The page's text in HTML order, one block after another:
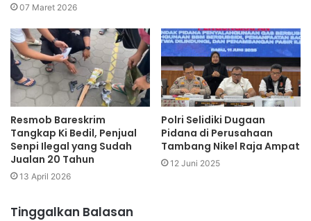
07 Maret 2026
Resmob Bareskrim
Tangkap Ki Bedil, Penjual
Senpi Ilegal yang Sudah
Jualan 20 Tahun
13 April 2026
Polri Selidiki Dugaan
Pidana di Perusahaan
Tambang Nikel Raja Ampat
12 Juni 2025
Tinggalkan Balasan